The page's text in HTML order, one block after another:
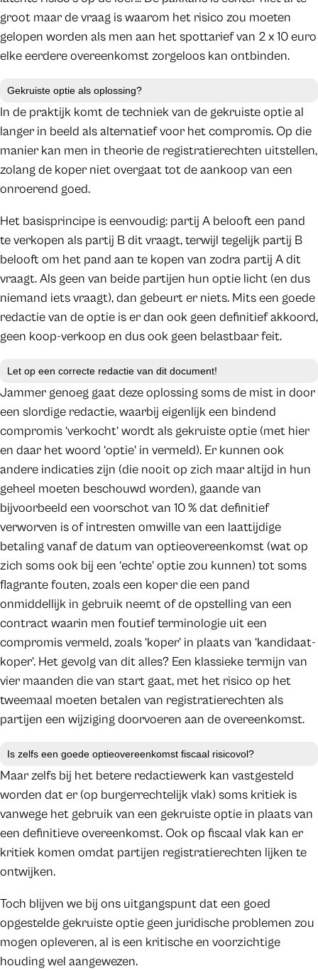
groot maar de vraag is waarom het risico zou moeten
gelopen worden als men aan het spottarief van 2 x 10 euro
elke eerdere overeenkomst zorgeloos kan ontbinden.
Gekruiste optie als oplossing?
In de praktijk komt de techniek van de gekruiste optie al
langer in beeld als alternatief voor het compromis. Op die
manier kan men in theorie de registratierechten uitstellen,
zolang de koper niet overgaat tot de aankoop van een
onroerend goed.
Het basisprincipe is eenvoudig: partij A belooft een pand
te verkopen als partij B dit vraagt, terwijl tegelijk partij B
belooft om het pand aan te kopen van zodra partij A dit
vraagt. Als geen van beide partijen hun optie licht (en dus
niemand iets vraagt), dan gebeurt er niets. Mits een goede
redactie van de optie is er dan ook geen definitief akkoord,
geen koop-verkoop en dus ook geen belastbaar feit.
Let op een correcte redactie van dit document!
Jammer genoeg gaat deze oplossing soms de mist in door
een slordige redactie, waarbij eigenlijk een bindend
compromis ‘verkocht’ wordt als gekruiste optie (met hier
en daar het woord ‘optie’ in vermeld). Er kunnen ook
andere indicaties zijn (die nooit op zich maar altijd in hun
geheel moeten beschouwd worden), gaande van
bijvoorbeeld een voorschot van 10 % dat definitief
verworven is of intresten omwille van een laattijdige
betaling vanaf de datum van optieovereenkomst (wat op
zich soms ook bij een ‘echte’ optie zou kunnen) tot soms
flagrante fouten, zoals een koper die een pand
onmiddellijk in gebruik neemt of de opstelling van een
contract waarin men foutief terminologie uit een
compromis vermeld, zoals ‘koper’ in plaats van ‘kandidaat-
koper’. Het gevolg van dit alles? Een klassieke termijn van
vier maanden die van start gaat, met het risico op het
tweemaal moeten betalen van registratierechten als
partijen een wijziging doorvoeren aan de overeenkomst.
Is zelfs een goede optieovereenkomst fiscaal risicovol?
Maar zelfs bij het betere redactiewerk kan vastgesteld
worden dat er (op burgerrechtelijk vlak) soms kritiek is
vanwege het gebruik van een gekruiste optie in plaats van
een definitieve overeenkomst. Ook op fiscaal vlak kan er
kritiek komen omdat partijen registratierechten lijken te
ontwijken.
Toch blijven we bij ons uitgangspunt dat een goed
opgestelde gekruiste optie geen juridische problemen zou
mogen opleveren, al is een kritische en voorzichtige
houding wel aangewezen.